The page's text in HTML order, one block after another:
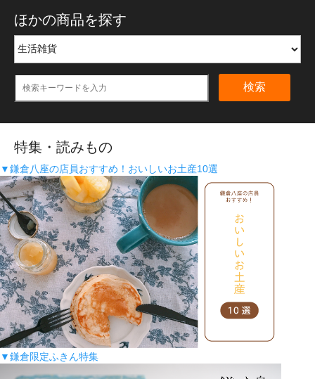
ほかの商品を探す
検索
特集・読みもの
▼鎌倉八座の店員おすすめ！おいしいお土産10選
▼鎌倉限定ふきん特集